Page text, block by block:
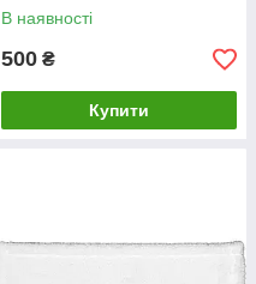
В наявності
500 ₴
Купити